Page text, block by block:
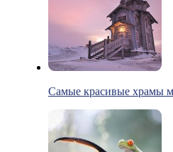
Самые красивые храмы